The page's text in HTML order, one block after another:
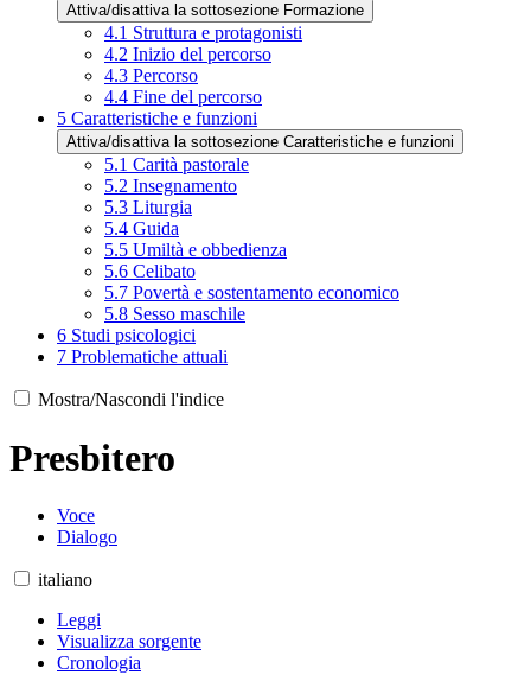
Attiva/disattiva la sottosezione Formazione
4.1 Struttura e protagonisti
4.2 Inizio del percorso
4.3 Percorso
4.4 Fine del percorso
5 Caratteristiche e funzioni
Attiva/disattiva la sottosezione Caratteristiche e funzioni
5.1 Carità pastorale
5.2 Insegnamento
5.3 Liturgia
5.4 Guida
5.5 Umiltà e obbedienza
5.6 Celibato
5.7 Povertà e sostentamento economico
5.8 Sesso maschile
6 Studi psicologici
7 Problematiche attuali
Mostra/Nascondi l'indice
Presbitero
Voce
Dialogo
italiano
Leggi
Visualizza sorgente
Cronologia